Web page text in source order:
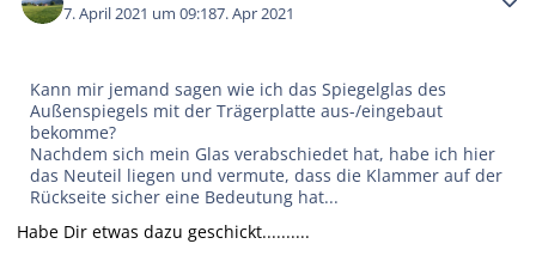
7. April 2021 um 09:187. Apr 2021
Kann mir jemand sagen wie ich das Spiegelglas des
Außenspiegels mit der Trägerplatte aus-/eingebaut
bekomme?
Nachdem sich mein Glas verabschiedet hat, habe ich hier
das Neuteil liegen und vermute, dass die Klammer auf der
Rückseite sicher eine Bedeutung hat...
Habe Dir etwas dazu geschickt..........